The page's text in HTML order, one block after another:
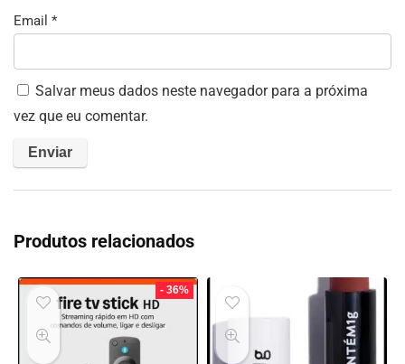
Email *
Salvar meus dados neste navegador para a próxima
vez que eu comentar.
Produtos relacionados
- 36%